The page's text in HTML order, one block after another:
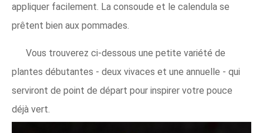
appliquer facilement. La consoude et le calendula se
prêtent bien aux pommades.
Vous trouverez ci-dessous une petite variété de
plantes débutantes - deux vivaces et une annuelle - qui
serviront de point de départ pour inspirer votre pouce
déjà vert.